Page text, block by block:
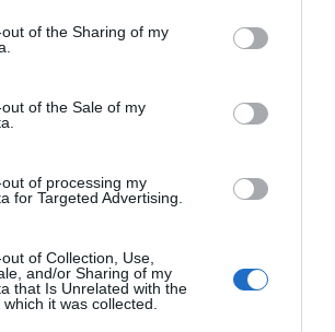
of the Sharing of my
of the Sale of my
of processing my
for Targeted Advertising.
of Collection, Use,
and/or Sharing of my
that Is Unrelated with the
it was collected.